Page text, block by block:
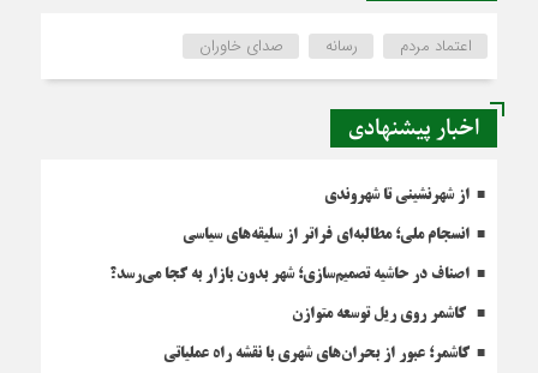
اعتماد مردم رسانه صدای خاوران
اخبار پیشنهادی
از شهرنشینی تا شهروندی
انسجام ملی؛ مطالبه‌ای فراتر از سلیقه‌های سیاسی
اصناف در حاشیه تصمیم‌سازی؛ شهر بدون بازار به کجا می‌رسد؟
کاشمر روی ریل توسعه متوازن
کاشمر؛ عبور از بحران‌های شهری با نقشه راه عملیاتی